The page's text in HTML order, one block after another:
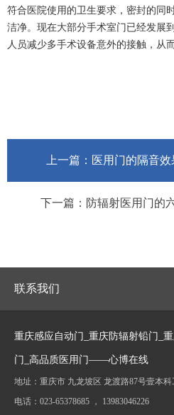
符合医院使用的卫生要求，密封的同
洁净。现在大部分手术室门已经发展
人员减少多手术设备意外的接触，从
上一篇：医用门的隔音
下一篇：防辐射医用门的
联系我们
重庆感应自动门_重庆防辐射铅门_
门_高品质医用门——心博在线
地址：重庆市 九龙坡区 龙渡路87号壹本科
电话：023-65378685 ， 13983046226